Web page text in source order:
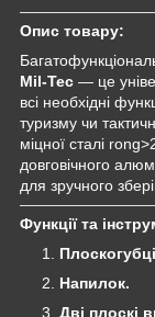
Опис товару:
Mil-Tec — це
всі необхідні
туризму чи
міцної сталі
довговічного
для зручного
Функції та
Плоскогубці
Напилок.
Дві плоскі